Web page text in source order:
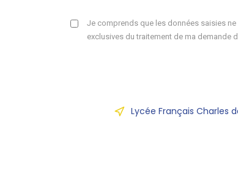
Je comprends que les données saisies
exclusives du traitement de ma demande
Lycée Français Charles